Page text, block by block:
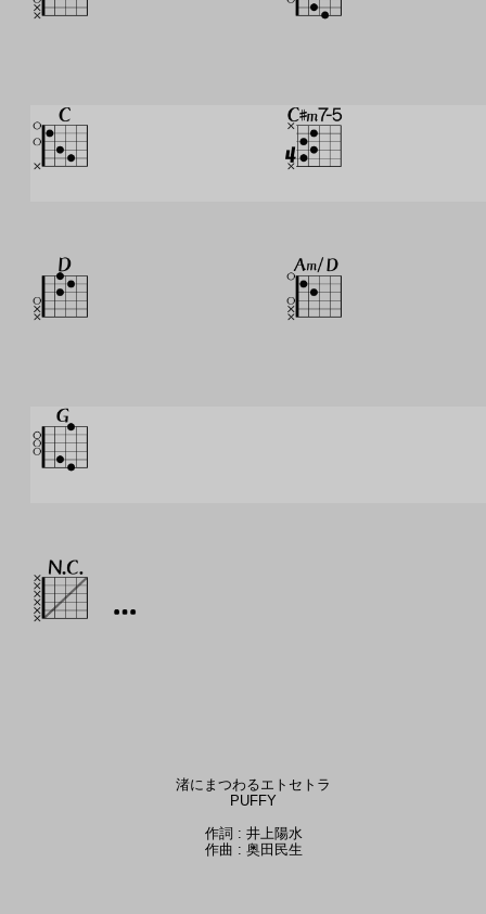
渚にまつわるエトセトラ
PUFFY
作詞 : 井上陽水
作曲 : 奥田民生